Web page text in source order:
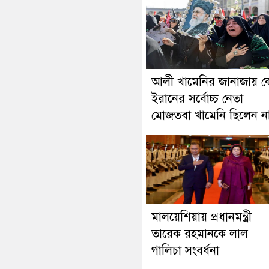
আলী খামেনির জানাজায়
ইরানের সর্বোচ্চ নেতা
মোজতবা খামেনি ছিলেন
মালয়েশিয়ায় প্রধানমন্ত্রী
তারেক রহমানকে লাল
গালিচা সংবর্ধনা